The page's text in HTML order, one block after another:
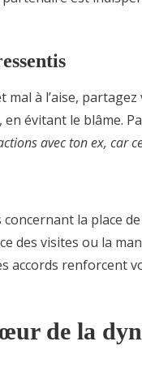
mal à l’aise,
évitant le blâme.
avec ton ex, car
la place
des visites ou la
accords renforcent
de la